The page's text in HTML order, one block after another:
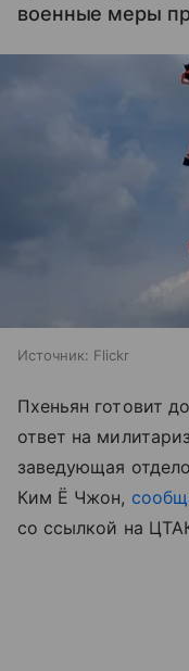
военные меры
Источник: Flickr
Пхеньян готовит
ответ на
заведующая
Ким Ё Чжон,
со ссылкой на